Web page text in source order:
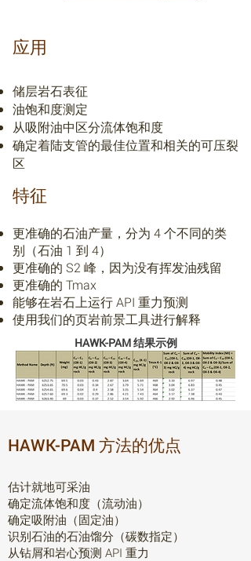
特征
更准确的石油产量，分为 4 个不同的类
别（石油 1 到 4）
更准确的 S2 峰，因为没有挥发油残留
更准确的 Tmax
能够在岩石上运行 API 重力预测
使用我们的页岩前景工具进行解释
应用
储层岩石表征
油饱和度测定
从吸附油中区分流体饱和度
确定着陆支管的最佳位置和相关的可压裂
区
HAWK-PAM 结果示例
HAWK-PAM 方法的优点
估计就地可采油
确定流体饱和度（流动油）
确定吸附油（固定油）
识别石油的石油馏分（碳数指定）
从钻屑和岩心预测 API 重力